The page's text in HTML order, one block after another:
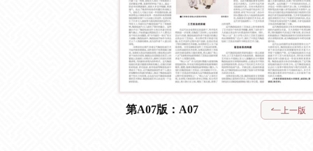
第A07版：A07 上一版